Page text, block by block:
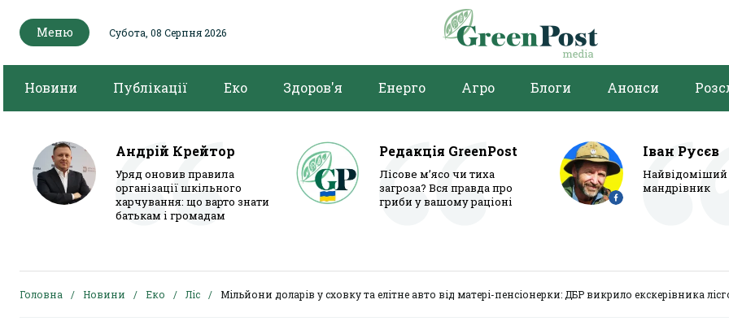
Меню Субота, 08 Серпня 2026
Новини Публікації Еко Здоров'я Енерго Агро Блоги Анонси
Андрій Крейтор
Уряд оновив правила
організації шкільного
харчування: що варто знати
батькам і громадам
Редакція GreenPost
Лісове м’ясо чи тиха
загроза? Вся правда про
гриби у вашому раціоні
Іван Русєв
Найвідоміший
мандрівник
Головна Новини Еко Ліс Мільйони доларів у сховку та елітне авто від матері-пенсіонерки: ДБР викрило екскерівника